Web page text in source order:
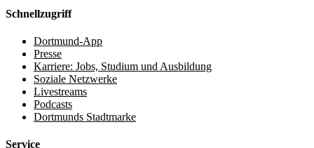
Schnellzugriff
Dortmund-App
Presse
Karriere: Jobs, Studium und Ausbildung
Soziale Netzwerke
Livestreams
Podcasts
Dortmunds Stadtmarke
Service